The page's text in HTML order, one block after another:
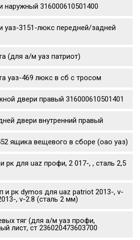
наружный 316000610501400
уаз-3151-люкс передней/задней
(для а/м уаз патриот)
уаз-469 люкс в сб с тросом
двери правый 316000610501401
двери внутренний правый
ящика вещевого в сборе (оао уаз)
рк для uaz профи, 2 017-, , сталь 2,5
и рк dymos для uaz patriot 2013-, v-
, v-2.8 (сталь 2 мм)
тяг (для а/м уаз профи,
лист, ст 236020473603700